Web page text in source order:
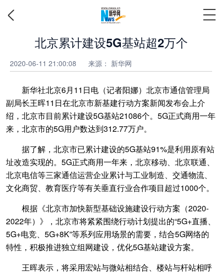
北京累计建设5G基站超2万个
2020-06-11 21:00:08 来源： 新华网
新华社北京6月11日电（记者阳娜）北京市通信管理局
副局长王晖11日在北京市新基建行动方案新闻发布会上介
绍，北京市目前累计建设5G基站21086个。5G正式商用一年
来，北京市的5G用户数达到312.77万户。
据了解，北京市已累计建设的5G基站91%是利用原有站
址改造实现的。5G正式商用一年来，北京移动、北京联通、
北京电信等三家通信运营企业累计与工业制造、交通物流、
文化商贸、教育医疗等有关垂直行业合作项目超过1000个。
根据《北京市加快新型基础设施建设行动方案（2020-
2022年）》，北京市将紧紧围绕行动计划提出的“5G+直播、
5G+电竞、5G+8K”等系列应用场景的需要，结合5G网络的
特性，积极推进独立组网建设，优化5G基站建设方案。
王晖表示，将采用宏站与微站相结合、楼站与杆站相呼